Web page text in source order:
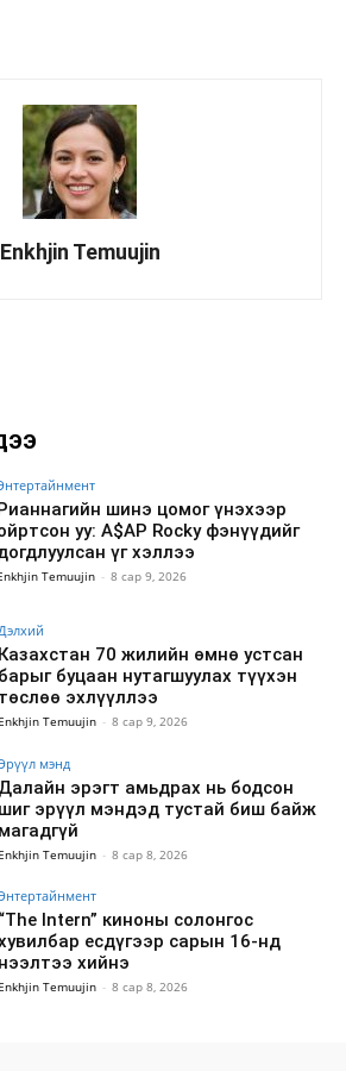
Enkhjin Temuujin
шинэ цомог үнэхээр
уу: A$AP Rocky фэнүүдийг
үг хэллээ
Temuujin - 8 сар 9, 2026
Дэлхий
Казахстан 70 жилийн өмнө устсан
барыг буцаан нутагшуулах түүхэн
төслөө эхлүүллээ
Enkhjin Temuujin - 8 сар 9, 2026
мэнд
Далайн эрэгт амьдрах нь бодсон
шиг эрүүл мэндэд тустай биш байж
магадгүй
Enkhjin Temuujin - 8 сар 8, 2026
“The Intern” киноны солонгос
есдүгээр сарын 16-нд
нээлтээ хийнэ
Enkhjin Temuujin - 8 сар 8, 2026